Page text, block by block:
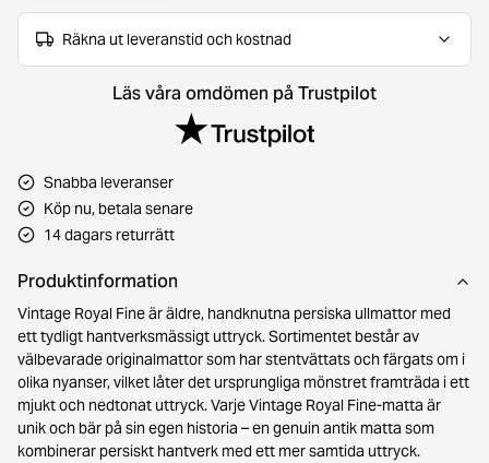
Räkna ut leveranstid och kostnad
Läs våra omdömen på Trustpilot
Snabba leveranser
Köp nu, betala senare
14 dagars returrätt
Produktinformation
Vintage Royal Fine är äldre, handknutna persiska ullmattor med
ett tydligt hantverksmässigt uttryck. Sortimentet består av
välbevarade originalmattor som har stentvättats och färgats om i
olika nyanser, vilket låter det ursprungliga mönstret framträda i ett
mjukt och nedtonat uttryck. Varje Vintage Royal Fine-matta är
unik och bär på sin egen historia – en genuin antik matta som
kombinerar persiskt hantverk med ett mer samtida uttryck.